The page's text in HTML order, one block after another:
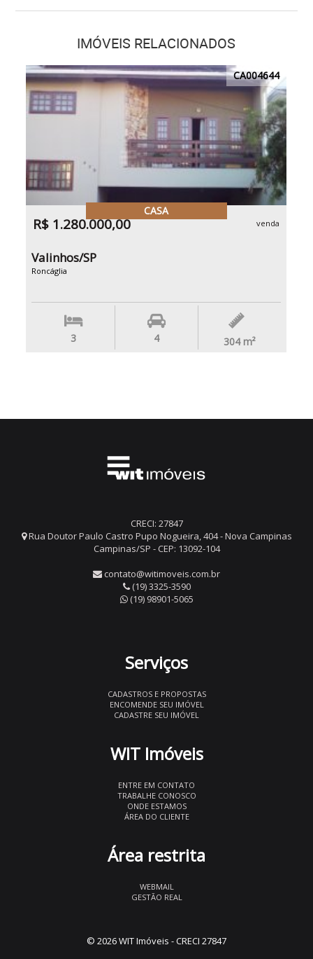
IMÓVEIS RELACIONADOS
CA004644
CASA
R$ 1.280.000,00 venda
Valinhos/SP
Roncáglia
3 4 304 m²
CRECI: 27847
Rua Doutor Paulo Castro Pupo Nogueira, 404 - Nova Campinas
Campinas/SP - CEP: 13092-104
contato@witimoveis.com.br
(19) 3325-3590
(19) 98901-5065
Serviços
CADASTROS E PROPOSTAS
ENCOMENDE SEU IMÓVEL
CADASTRE SEU IMÓVEL
WIT Imóveis
ENTRE EM CONTATO
TRABALHE CONOSCO
ONDE ESTAMOS
ÁREA DO CLIENTE
Área restrita
WEBMAIL
GESTÃO REAL
© 2026 WIT Imóveis - CRECI 27847